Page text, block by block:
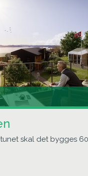
skal det bygges 60